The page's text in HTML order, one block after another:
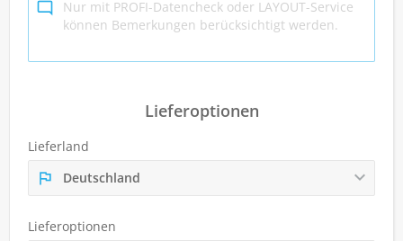
Lieferoptionen
Lieferland
Deutschland
Lieferoptionen